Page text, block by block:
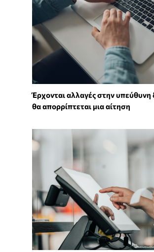
Έρχονται αλλαγές στην
θα απορρίπτεται μια αίτηση